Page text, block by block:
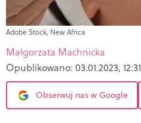
Adobe Stock, New Africa
Małgorzata Machnicka
Opublikowano: 03.01.2023, 12:31
Obserwuj nas w Google